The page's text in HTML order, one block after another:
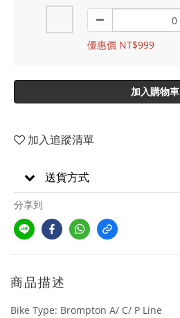
優惠價 NT$999
加入購物車
加入追蹤清單
送貨方式
分享到
商品描述
Bike Type: Brompton A/ C/ P Line